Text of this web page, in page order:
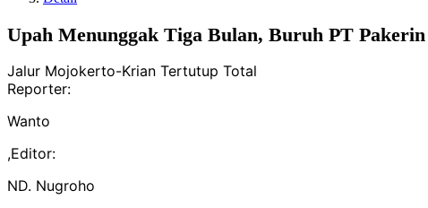
Upah Menunggak Tiga Bulan, Buruh PT
Jalur Mojokerto-Krian Tertutup Total
Reporter:
Wanto
,Editor:
ND. Nugroho